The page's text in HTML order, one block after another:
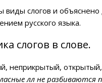
виды слогов и
русского языка.
слогов в слове.
неприкрытый, открытый,
лл не